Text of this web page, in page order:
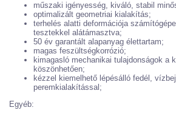
műszaki igényesség, kiváló, stabil
optimalizált geometriai kialakítás;
terhelés alatti deformációja
tesztekkel alátámasztva;
50 év garantált alapanyag élettartam;
magas feszültségkorrózió;
kimagasló mechanikai tulajdonságok a
köszönhetően;
kézzel kiemelhető lépésálló fedél,
peremkialakítással;
Egyéb: